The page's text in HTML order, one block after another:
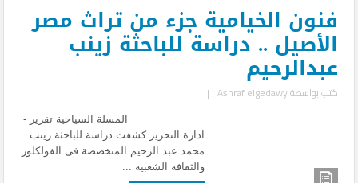
فنون الخيامية جزء من تراث مصر
الأصيل .. دراسة للباحثة زينب
عبدالرحيم
كتب بواسطةAshraf elgedawy
|
المسلة السياحية تقرير -
ادارة التحرير كشفت دراسة للباحثة زينب
محمد عبد الرحيم المتخصصة فى الفولكلور
والثقافة الشعبية ...